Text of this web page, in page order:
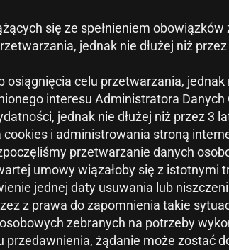
się ze spełnieniem
jednak nie dłużej niż
celu przetwarzania,
interesu Administratora
jednak nie dłużej niż przez 3
i administrowania stroną
przetwarzanie danych
umowy wiązałoby się z
jednej daty usuwania lub
z prawa do zapomnienia takie
zebranych na potrzeby
przedawnienia, żądanie może zostać